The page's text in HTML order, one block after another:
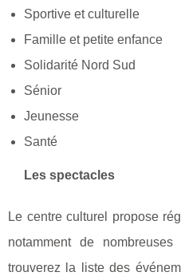
Sportive et culturelle
Famille et petite enfance
Solidarité Nord Sud
Sénior
Jeunesse
Santé
Les spectacles
Le centre culturel propose
notamment de
trouverez la liste des